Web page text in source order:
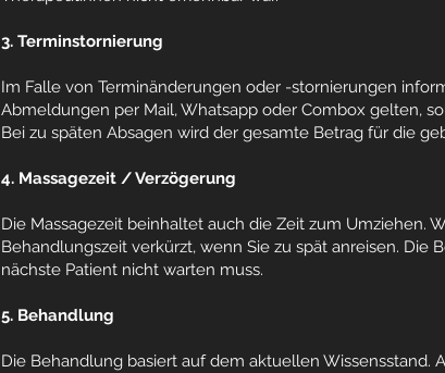
3. Terminstornierung
Im Falle von Terminänderungen oder -stornierungen
Abmeldungen per Mail, Whatsapp oder Combox gelten,
Bei zu späten Absagen wird der gesamte Betrag für die
4. Massagezeit / Verzögerung
Die Massagezeit beinhaltet auch die Zeit zum Umziehen.
Behandlungszeit verkürzt, wenn Sie zu spät anreisen. Die
nächste Patient nicht warten muss.
5. Behandlung
Die Behandlung basiert auf dem aktuellen Wissensstand.